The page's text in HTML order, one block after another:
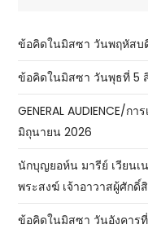
ข้อคิดในมิสซา วันพฤหัสบ
ข้อคิดในมิสซา วันพุธที่ 5
GENERAL AUDIENCE/
มิถุนายน 2026
นักบุญยอห์น มารีย์ เวียนเ
พระสงฆ์ เจ้าอาวาสผู้ศักดิ์
ข้อคิดในมิสซา วันอังคาร